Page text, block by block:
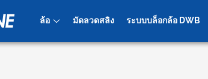
ล้อ มัดลวดสลิง ระบบบล็อกล้อ DWB